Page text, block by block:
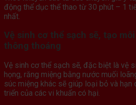
động thể dục thể thao từ 30 phút – 1
nhất.
Vệ sinh cơ thể sạch sẽ, tạo
thông thoáng
Vệ sinh cơ thể sạch sẽ, đặc biệt là vệ
họng, răng miệng bằng nước muối
súc miệng khác sẽ giúp loại bỏ và
triển của các vi khuẩn có hại.